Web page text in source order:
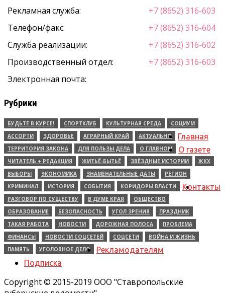
Рекламная служба:
+7 (8652) 316-603
Телефон/факс:
+7 (8652) 316-604
Служба реализации:
+7 (8652) 316-602
Производственный отдел:
+7 (8652) 316-603
Электронная почта:
Рубрики
БУДЬТЕ В КУРСЕ! СПОРТКЛУБ КУЛЬТУРНАЯ СРЕДА
СОЦИУМ
АССОРТИ
ЗДОРОВЬЕ АГРАРНЫЙ КРАЙ
АКТУАЛЬНО
ТЕРРИТОРИЯ ЗАКОНА
ДЛЯ ПОЛЬЗЫ ДЕЛА
О ГЛАВНОМ
ЧИТАТЕЛЬ + РЕДАКЦИЯ
ЖИТЬЁ-БЫТЬЁ ЗВЁЗДНЫЕ ИСТОРИИ
ЖКХ
ВЫБОРЫ
ЭКОНОМИКА ЗНАМЕНАТЕЛЬНЫЕ ДАТЫ
РЕГИОН
КРИМИНАЛ
ИСТОРИЯ СОБЫТИЯ
КОРИДОРЫ ВЛАСТИ
РАЗГОВОР ПО СУЩЕСТВУ
В ДУМЕ КРАЯ
ОБЩЕСТВО
ОБРАЗОВАНИЕ
БЕЗОПАСНОСТЬ УГОЛ ЗРЕНИЯ
ПРАЗДНИК
ТАКАЯ РАБОТА
НОВОСТИ ДОРОЖНАЯ ПОЛОСА
ПРОБЛЕМА
ФИНАНСЫ
НОВОСТИ СОЦСЕТЕЙ СОЦСЕТИ
ВОЙНА И ЖИЗНЬ
ПАМЯТЬ
УГОЛОВНОЕ ДЕЛО
Главная
О газете
Контакты
Рекламодателям
Подписка
Copyright © 2015-2019 ООО "Ставропольские